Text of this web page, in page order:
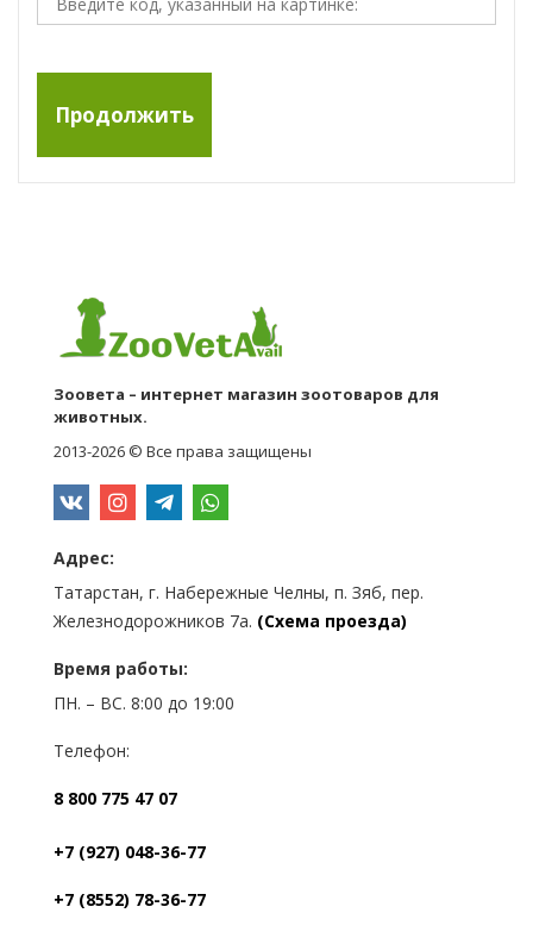
Продолжить
Зоовета – интернет магазин зоотоваров для
животных.
2013-2026 © Все права защищены
Адрес:
Татарстан, г. Набережные Челны, п. Зяб, пер.
Железнодорожников 7а. (Схема проезда)
Время работы:
ПН. – ВС. 8:00 до 19:00
Телефон:
8 800 775 47 07
+7 (927) 048-36-77
+7 (8552) 78-36-77